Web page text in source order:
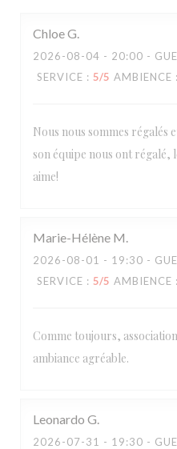
ChloeG
2026-08-04 - 20:00 -
SERVICE : 5/5 AMBIENCE :
Nous nous sommes régalés
son équipe nous ont régalé,
aime!
Marie-Hélène M
2026-08-01 - 19:30 -
SERVICE : 5/5 AMBIENCE :
Comme toujours,
ambiance agréable.
Leonardo G
2026-07-31 - 19:30 -